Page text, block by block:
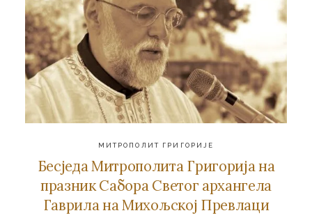
МИТРОПОЛИТ ГРИГОРИЈЕ
Бесједа Митрополита Григорија на
празник Сабора Светог архангела
Гаврила на Михољској Превлаци